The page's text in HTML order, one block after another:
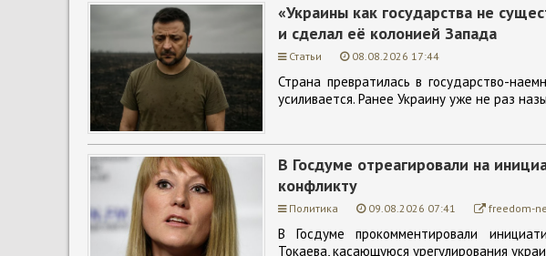
«Украины как государства не
и сделал её колонией Запада
Статьи 08.08.2026 17:44
Страна превратилась в государство-
усиливается. Ранее Украину уже не раз
В Госдуме отреагировали на
конфликту
Политика 09.08.2026 07:41 freedom-
В Госдуме прокомментировали
Токаева, касающуюся урегулирования